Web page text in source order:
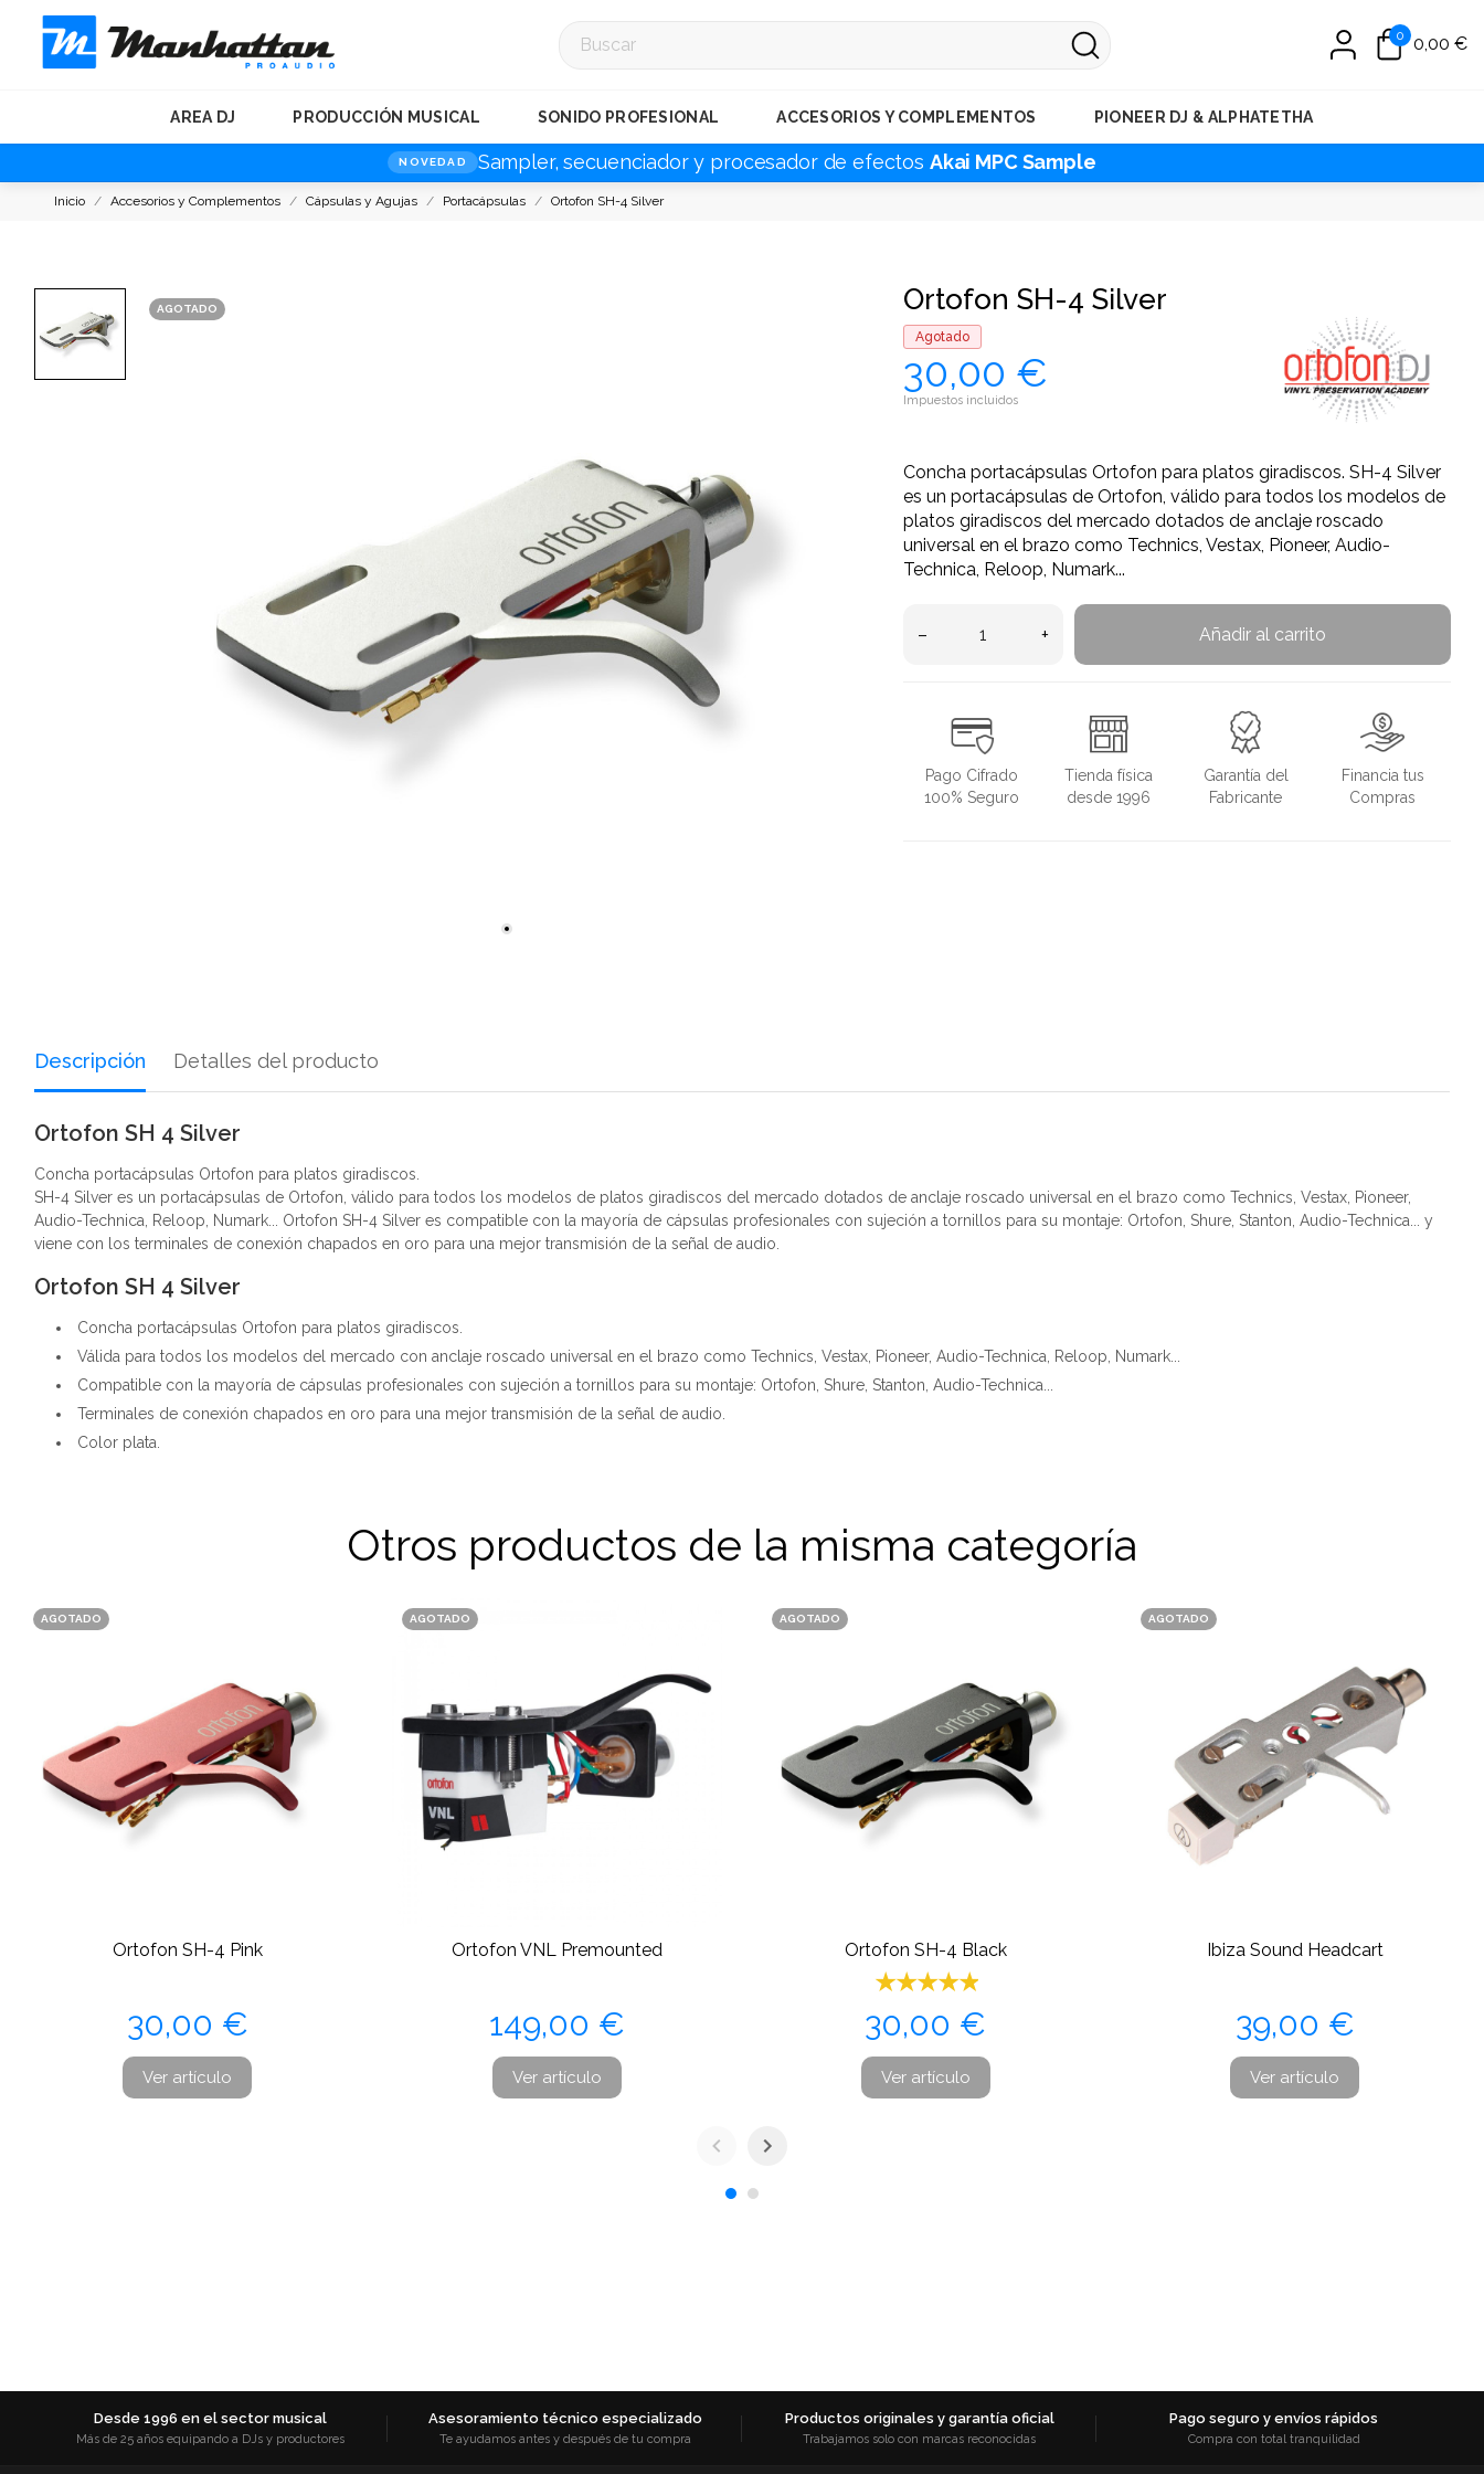
NOVEDAD Sampler, secuenciador y procesador de efectos Akai MPC Sample
0 0,00 €
AREA DJ PRODUCCIÓN MUSICAL SONIDO PROFESIONAL ACCESORIOS Y COMPLEMENTOS PIONEER DJ & ALPHATETHA
Inicio Accesorios y Complementos Cápsulas y Agujas Portacápsulas Ortofon SH-4 Silver
AGOTADO Ortofon SH-4 Silver
Agotado
30,00 €
Impuestos incluidos
Concha portacápsulas Ortofon para platos giradiscos. SH-4 Silver
es un portacápsulas de Ortofon, válido para todos los modelos de
platos giradiscos del mercado dotados de anclaje roscado
universal en el brazo como Technics, Vestax, Pioneer, Audio-
Technica, Reloop, Numark...
– + Añadir al carrito
Pago Cifrado
100% Seguro
Tienda física
desde 1996
Garantía del
Fabricante
Financia tus
Compras
Descripción Detalles del producto
Ortofon SH 4 Silver
Concha portacápsulas Ortofon para platos giradiscos.
SH-4 Silver es un portacápsulas de Ortofon, válido para todos los modelos de platos giradiscos del mercado dotados de anclaje roscado universal en el brazo como Technics, Vestax, Pioneer,
Audio-Technica, Reloop, Numark... Ortofon SH-4 Silver es compatible con la mayoría de cápsulas profesionales con sujeción a tornillos para su montaje: Ortofon, Shure, Stanton, Audio-Technica... y
viene con los terminales de conexión chapados en oro para una mejor transmisión de la señal de audio.
Ortofon SH 4 Silver
Concha portacápsulas Ortofon para platos giradiscos.
Válida para todos los modelos del mercado con anclaje roscado universal en el brazo como Technics, Vestax, Pioneer, Audio-Technica, Reloop, Numark...
Compatible con la mayoría de cápsulas profesionales con sujeción a tornillos para su montaje: Ortofon, Shure, Stanton, Audio-Technica...
Terminales de conexión chapados en oro para una mejor transmisión de la señal de audio.
Color plata.
Otros productos de la misma categoría
AGOTADO
Ortofon SH-4 Pink
Precio
30,00 €
Ver artículo
AGOTADO
Ortofon VNL Premounted
Precio
149,00 €
Ver artículo
AGOTADO
Ortofon SH-4 Black
Precio
30,00 €
Ver artículo
AGOTADO
Ibiza Sound Headcart
Precio
39,00 €
Ver artículo
Desde 1996 en el sector musical
Más de 25 años equipando a DJs y productores
Asesoramiento técnico especializado
Te ayudamos antes y después de tu compra
Productos originales y garantía oficial
Trabajamos solo con marcas reconocidas
Pago seguro y envíos rápidos
Compra con total tranquilidad